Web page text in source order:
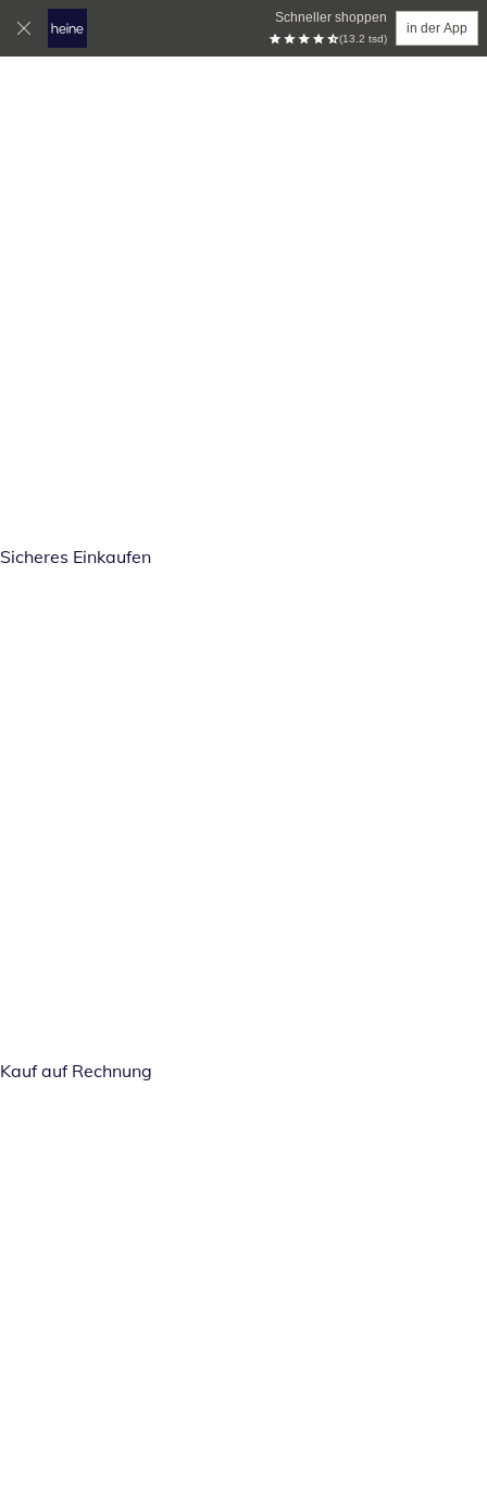
Schneller shoppen
(13.2 tsd)
in der App
Sicheres Einkaufen
Kauf auf Rechnung